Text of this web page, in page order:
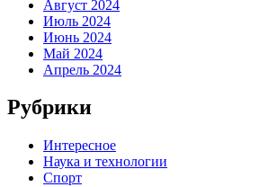
Август 2024
Июль 2024
Июнь 2024
Май 2024
Апрель 2024
Рубрики
Интересное
Наука и технологии
Спорт